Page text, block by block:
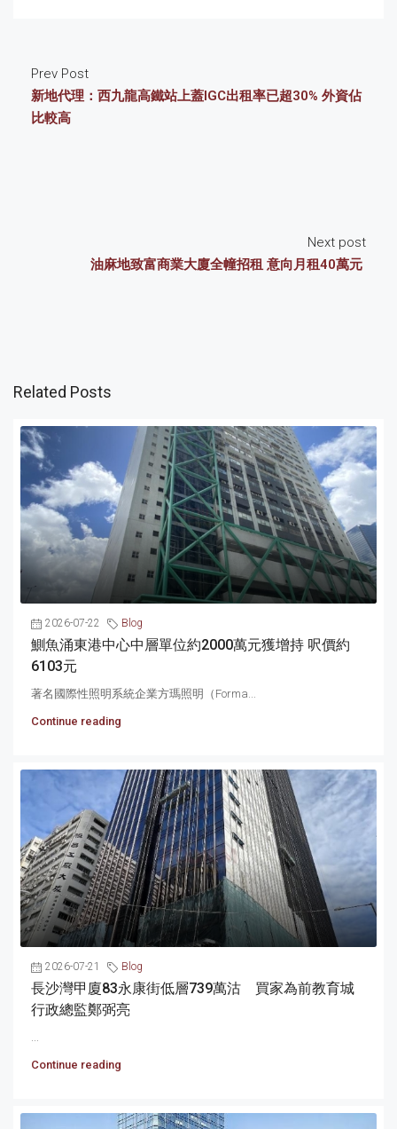
Prev Post
新地代理：西九龍高鐵站上蓋IGC出租率已超30% 外資佔
比較高
Next post
油麻地致富商業大廈全幢招租 意向月租40萬元
Related Posts
2026-07-22 Blog
鰂魚涌東港中心中層單位約2000萬元獲增持 呎價約
6103元
著名國際性照明系統企業方瑪照明（Forma...
Continue reading
2026-07-21 Blog
長沙灣甲廈83永康街低層739萬沽 買家為前教育城
行政總監鄭弼亮
...
Continue reading